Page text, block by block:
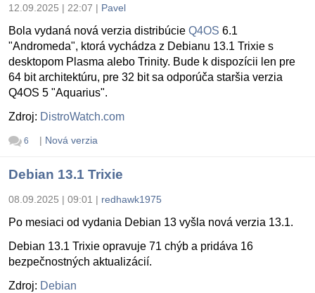
12.09.2025 | 22:07 | Pavel
Bola vydaná nová verzia distribúcie Q4OS 6.1
"Andromeda", ktorá vychádza z Debianu 13.1 Trixie s
desktopom Plasma alebo Trinity. Bude k dispozícii len pre
64 bit architektúru, pre 32 bit sa odporúča staršia verzia
Q4OS 5 "Aquarius".
Zdroj: DistroWatch.com
6 | Nová verzia
Debian 13.1 Trixie
08.09.2025 | 09:01 | redhawk1975
Po mesiaci od vydania Debian 13 vyšla nová verzia 13.1.
Debian 13.1 Trixie opravuje 71 chýb a pridáva 16
bezpečnostných aktualizácií.
Zdroj: Debian